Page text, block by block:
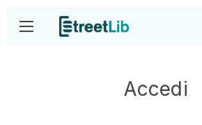
Accedi